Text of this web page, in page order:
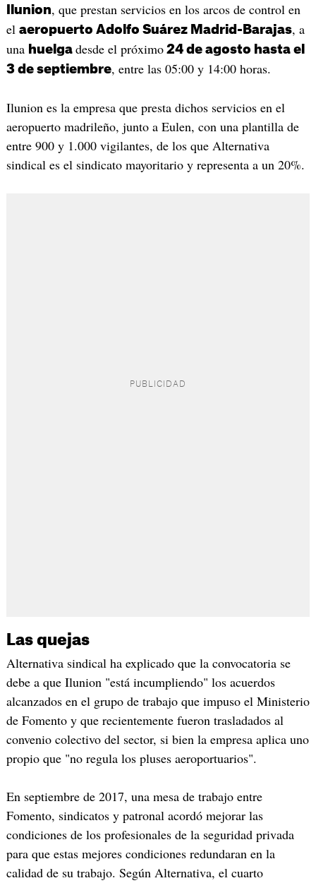
Ilunion, que prestan servicios en los arcos de control en
el aeropuerto Adolfo Suárez Madrid-Barajas, a
una huelga desde el próximo24 de agosto hasta el
3 de septiembre, entre las 05:00 y 14:00 horas.
Ilunion es la empresa que presta dichos servicios en el
aeropuerto madrileño, junto a Eulen, con una plantilla de
entre 900 y 1.000 vigilantes, de los que Alternativa
sindical es el sindicato mayoritario y representa a un 20%.
Las quejas
Alternativa sindical ha explicado que la convocatoria se
debe a que Ilunion "está incumpliendo" los acuerdos
alcanzados en el grupo de trabajo que impuso el Ministerio
de Fomento y que recientemente fueron trasladados al
convenio colectivo del sector, si bien la empresa aplica uno
propio que "no regula los pluses aeroportuarios".
En septiembre de 2017, una mesa de trabajo entre
Fomento, sindicatos y patronal acordó mejorar las
condiciones de los profesionales de la seguridad privada
para que estas mejores condiciones redundaran en la
calidad de su trabajo. Según Alternativa, el cuarto